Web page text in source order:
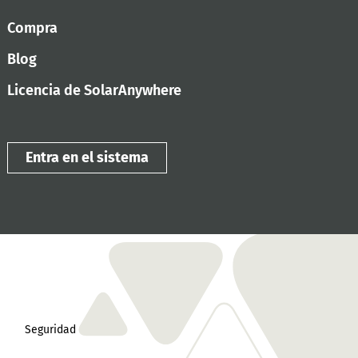
Compra
Blog
Licencia de SolarAnywhere
Entra en el sistema
Seguridad